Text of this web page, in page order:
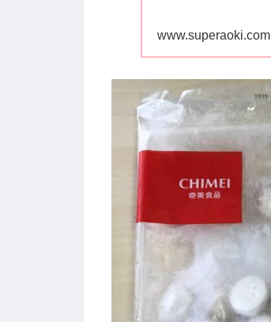
www.superaoki.com